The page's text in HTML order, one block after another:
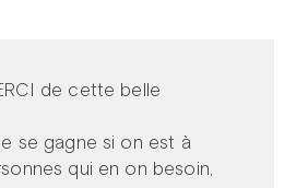
de cette belle
se gagne si on est à
qui en on besoin,